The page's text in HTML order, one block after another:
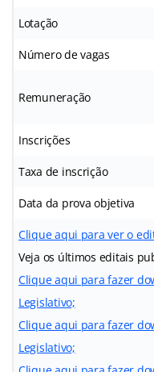
Lotação
Número de vagas
Remuneração
Inscrições
Taxa de inscrição
Data da prova objetiva
Clique aqui para ver o
Veja os últimos editais
Clique aqui para fazer
Legislativo;
Clique aqui para fazer
Legislativo;